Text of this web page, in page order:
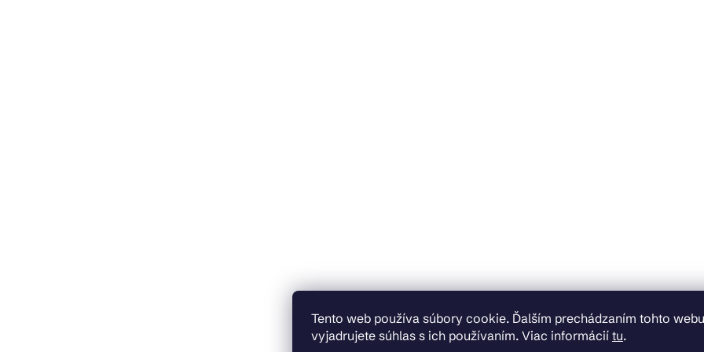
Tento web používa súbory cookie. Ďalším prechádzaním tohto webu
vyjadrujete súhlas s ich používaním. Viac informácií tu.